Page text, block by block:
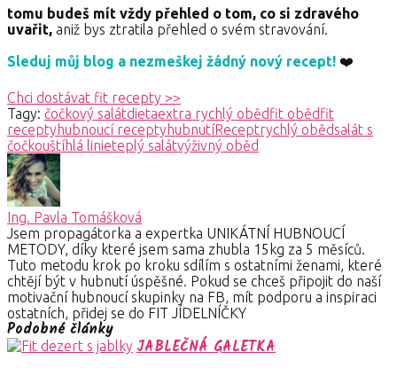
tomu budeš mít vždy přehled o tom, co si zdravého
uvařit, aniž bys ztratila přehled o svém stravování.
Sleduj můj blog a nezmeškej žádný nový recept! ❤️
Chci dostávat fit recepty >>
Tagy: čočkový salátdietaextra rychlý obědfit obědfit
recepty hubnoucí recepty hubnutíReceptrychlý obědsalát s
čočkouštíhlá linieteplý salátvýživný oběd
Ing. Pavla Tomášková
Jsem propagátorka a expertka UNIKÁTNÍ HUBNOUCÍ
METODY, díky které jsem sama zhubla 15kg za 5 měsíců.
Tuto metodu krok po kroku sdílím s ostatními ženami, které
chtějí být v hubnutí úspěšné. Pokud se chceš připojit do naší
motivační hubnoucí skupinky na FB, mít podporu a inspiraci
ostatních, přidej se do FIT JÍDELNÍČKY
Podobné články
JABLEČNÁ GALETKA